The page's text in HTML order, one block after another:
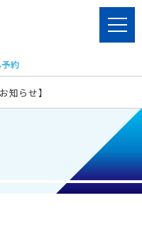
約
知らせ】